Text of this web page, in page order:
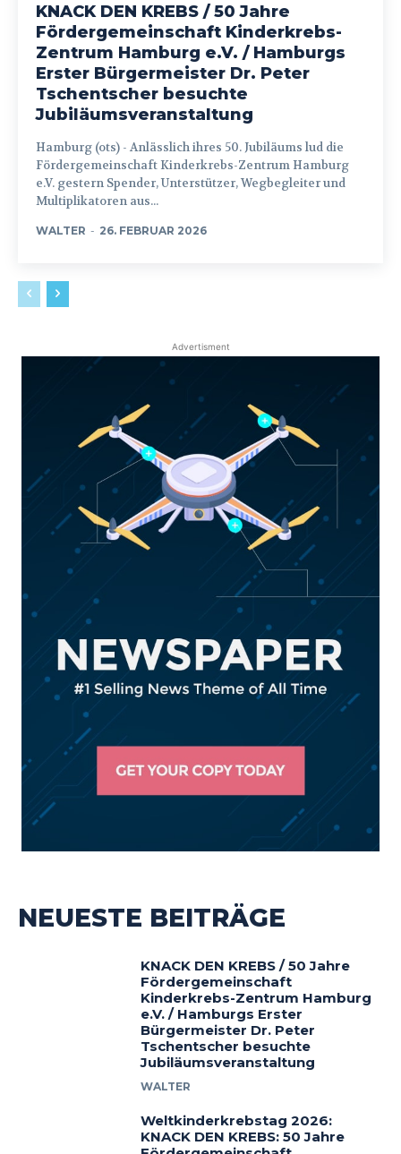
KNACK DEN KREBS / 50 Jahre
Fördergemeinschaft Kinderkrebs-
Zentrum Hamburg e.V. / Hamburgs
Erster Bürgermeister Dr. Peter
Tschentscher besuchte
Jubiläumsveranstaltung
Hamburg (ots) - Anlässlich ihres 50. Jubiläums lud die
Fördergemeinschaft Kinderkrebs-Zentrum Hamburg
e.V. gestern Spender, Unterstützer, Wegbegleiter und
Multiplikatoren aus...
WALTER - 26. FEBRUAR 2026
Advertisment
NEUESTE BEITRÄGE
KNACK DEN KREBS / 50 Jahre
Fördergemeinschaft
Kinderkrebs-Zentrum Hamburg
e.V. / Hamburgs Erster
Bürgermeister Dr. Peter
Tschentscher besuchte
Jubiläumsveranstaltung
WALTER
Weltkinderkrebstag 2026:
KNACK DEN KREBS: 50 Jahre